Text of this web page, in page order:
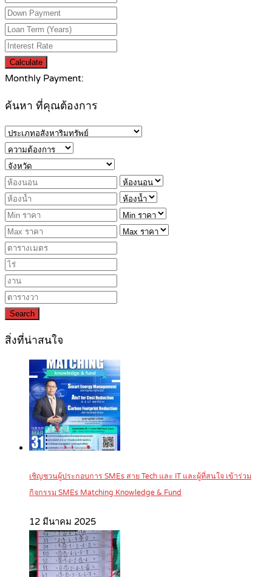
Calculate
Monthly Payment:
ค้นหา ที่คุณต้องการ
Search
สิ่งที่น่าสนใจ
เชิญชวนผู้ประกอบการ SMEs สาย Tech และ IT และผู้ที่สนใจ เข้าร่วม
กิจกรรม SMEs Matching Knowledge & Fund
12 มีนาคม 2025